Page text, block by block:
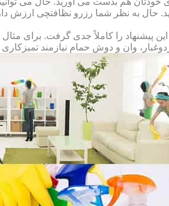
حال به نظر شما رزرو نظافتچی ارزش
پیشنهاد را کاملاً جدی گرفت. برای
وان و دوش حمام نیازمند تمیزکاری